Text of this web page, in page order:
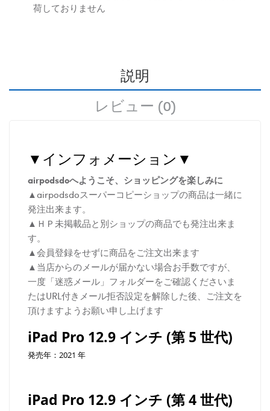
荷しておりません
説明
レビュー (0)
▼インフォメーション▼
airpodsdoへようこそ、ショッピングを楽しみに
▲airpodsdoスーパーコピーショップの商品は一緒に
発注出来ます。
▲ＨＰ未掲載品と別ショップの商品でも発注出来ま
す。
▲会員登録をせずに商品をご注文出来ます
▲当店からのメールが届かない場合お手数ですが、
一度「迷惑メール」フォルダーをご確認くださいま
たはURL付きメール拒否設定を解除した後、ご注文を
頂けますようお願い申し上げます
iPad Pro 12.9 インチ (第 5 世代)
発売年：2021 年
iPad Pro 12.9 インチ (第 4 世代)